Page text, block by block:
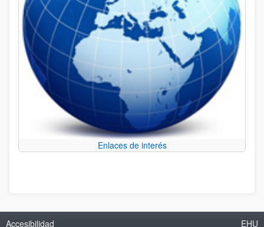
Enlaces de interés
Accesibilidad EHU